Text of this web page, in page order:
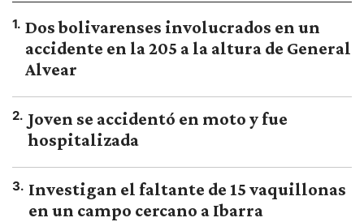
1. Dos bolivarenses involucrados en un
accidente en la 205 a la altura de General
Alvear
2. Joven se accidentó en moto y fue
hospitalizada
3. Investigan el faltante de 15 vaquillonas
en un campo cercano a Ibarra